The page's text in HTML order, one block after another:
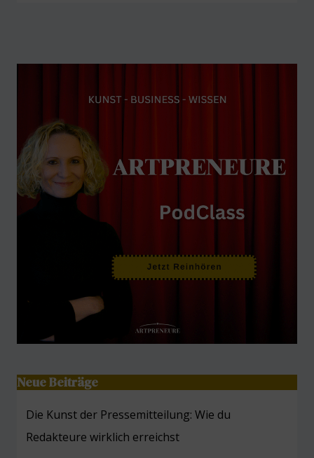
Neue Beiträge
Die Kunst der Pressemitteilung: Wie du
Redakteure wirklich erreichst